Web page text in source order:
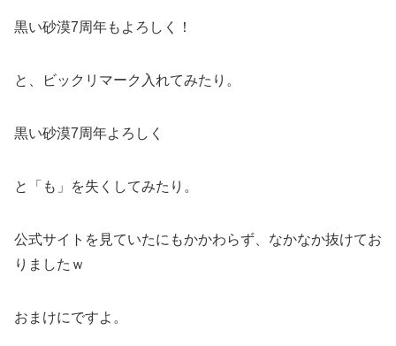
黒い砂漠7周年もよろしく！
と、ビックリマーク入れてみたり。
黒い砂漠7周年よろしく
と「も」を失くしてみたり。
公式サイトを見ていたにもかかわらず、なかなか抜けてお
りましたｗ
おまけにですよ。